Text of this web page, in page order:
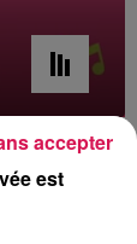
est
accepter